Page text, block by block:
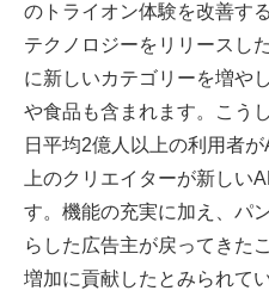
のトライオン体験を改善す
テクノロジーをリリースし
に新しいカテゴリーを増や
や食品も含まれます。こう
日平均2億人以上の利用者
上のクリエイターが新しい
す。機能の充実に加え、パ
らした広告主が戻ってきた
増加に貢献したとみられてい